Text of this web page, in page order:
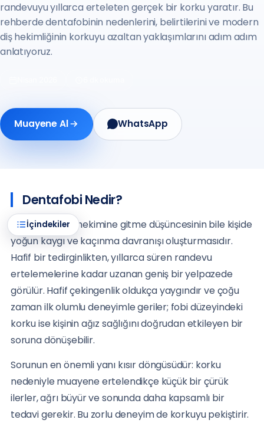
randevuyu yıllarca erteleten gerçek bir korku yaratır. Bu
rehberde dentafobinin nedenlerini, belirtilerini ve modern
diş hekimliğinin korkuyu azaltan yaklaşımlarını adım adım
anlatıyoruz.
Muayene Al WhatsApp
Dentafobi Nedir?
Dentafobi, diş hekimine gitme düşüncesinin bile kişide
yoğun kaygı ve kaçınma davranışı oluşturmasıdır.
Hafif bir tedirginlikten, yıllarca süren randevu
ertelemelerine kadar uzanan geniş bir yelpazede
görülür. Hafif çekingenlik oldukça yaygındır ve çoğu
zaman ilk olumlu deneyimle geriler; fobi düzeyindeki
korku ise kişinin ağız sağlığını doğrudan etkileyen bir
soruna dönüşebilir.
Sorunun en önemli yanı kısır döngüsüdür: korku
nedeniyle muayene ertelendikçe küçük bir çürük
ilerler, ağrı büyür ve sonunda daha kapsamlı bir
tedavi gerekir. Bu zorlu deneyim de korkuyu pekiştirir.
İçindekiler